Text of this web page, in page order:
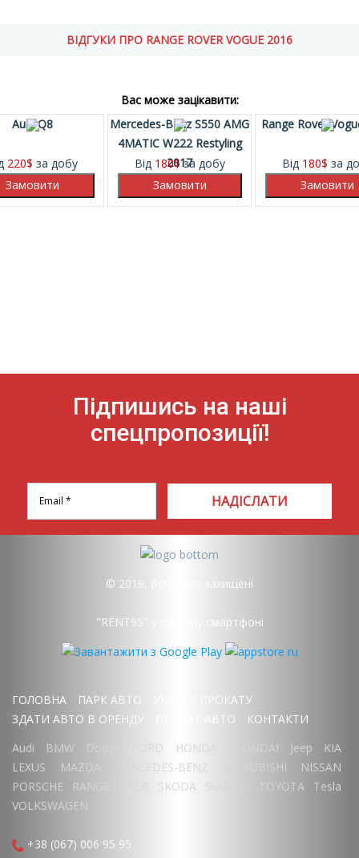
ВІДГУКИ ПРО RANGE ROVER VOGUE 2016
Вас може зацікавити:
Audi Q8
220$ за добу
Mercedes-Benz S550 AMG
4MATIC W222 Restyling
2017
Від 180$за добу
Range Rover
Від 180$ за
Підпишись на наші
спецпропозиції!
НАДІСЛАТИ
© 2019. Всі права захищені
"RENT95" у вашому смартфоні
ГОЛОВНА ПАРК АВТО
УМОВИ ПРОКАТУ
ЗДАТИ АВТО В ОРЕНДУ
ПРОКАТ АВТО
КОНТАКТИ
Audi
BMW Dodge FORD HONDA HYUNDAI Jeep
KIA
LEXUS
MAZDA MERCEDES-BENZ MITSUBISHI
NISSAN
PORSCHE
RANGE ROVER SKODA TOYOTA
Tesla
VOLKSWAGEN
+38 (067) 006 95 95